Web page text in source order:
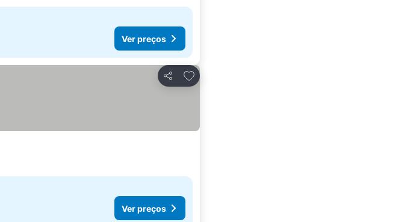
Ver preços
Partilhar
Adicionar aos favoritos
Ver preços